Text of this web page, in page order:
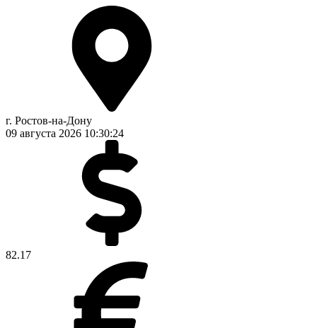
г. Ростов-на-Дону
09 августа 2026 10:30:25
82.17